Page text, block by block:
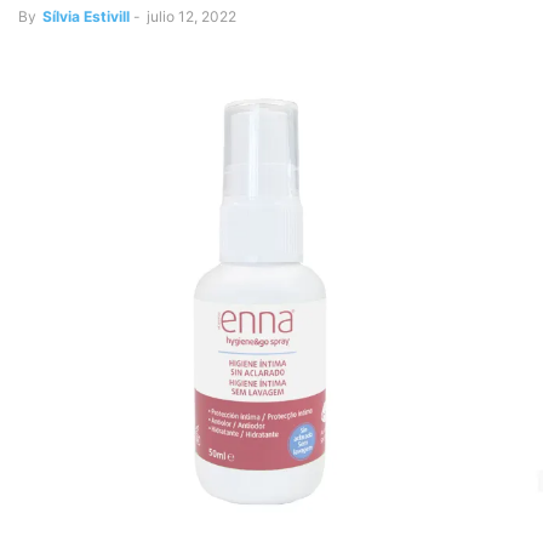
By Sílvia Estivill - julio 12, 2022